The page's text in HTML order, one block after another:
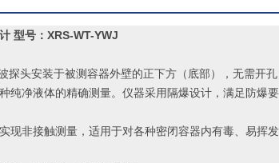
型号：XRS-WT-YWJ
探头安装于被测容器外壁的正下方（底部），无需开
纯净液体的精确测量。仪器采用隔爆设计，满足防爆要
现非接触测量，适用于对各种密闭容器内有毒、易挥